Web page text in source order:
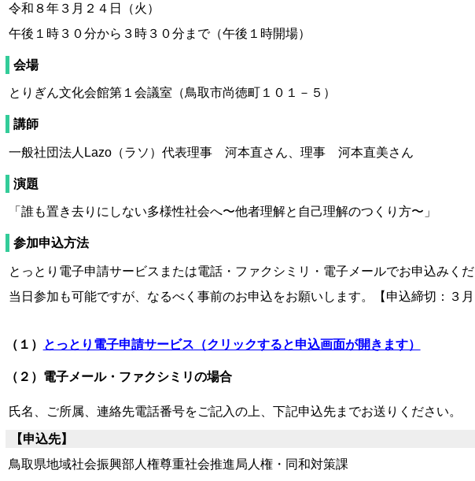
令和８年３月２４日（火）
午後１時３０分から３時３０分まで（午後１時開場）
会場
とりぎん文化会館第１会議室（鳥取市尚徳町１０１－５）
講師
一般社団法人Lazo（ラソ）代表理事 河本直さん、理事 河本直美さん
演題
「誰も置き去りにしない多様性社会へ〜他者理解と自己理解のつくり方〜」
参加申込方法
とっとり電子申請サービスまたは電話・ファクシミリ・電子メールでお申込みくだ
当日参加も可能ですが、なるべく事前のお申込をお願いします。【申込締切：３月
（１） とっとり電子申請サービス（クリックすると申込画面が開きます）
（２）電子メール・ファクシミリの場合
氏名、ご所属、連絡先電話番号をご記入の上、下記申込先までお送りください。
【申込先】
鳥取県地域社会振興部人権尊重社会推進局人権・同和対策課